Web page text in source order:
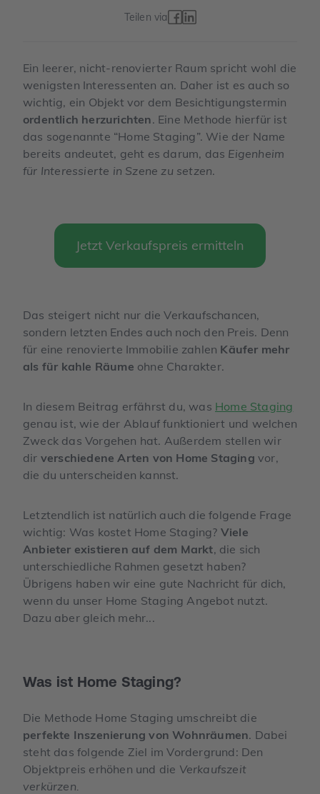
Teilen via
Ein leerer, nicht-renovierter Raum spricht wohl die
wenigsten Interessenten an. Daher ist es auch so
wichtig, ein Objekt vor dem Besichtigungstermin
ordentlich herzurichten. Eine Methode hierfür ist
das sogenannte “Home Staging”. Wie der Name
bereits andeutet, geht es darum, das Eigenheim
für Interessierte in Szene zu setzen.
Jetzt Verkaufspreis ermitteln
Das steigert nicht nur die Verkaufschancen,
sondern letzten Endes auch noch den Preis. Denn
für eine renovierte Immobilie zahlen Käufer mehr
als für kahle Räume ohne Charakter.
In diesem Beitrag erfährst du, was Home Staging
genau ist, wie der Ablauf funktioniert und welchen
Zweck das Vorgehen hat. Außerdem stellen wir
dir verschiedene Arten von Home Staging vor,
die du unterscheiden kannst.
Letztendlich ist natürlich auch die folgende Frage
wichtig: Was kostet Home Staging? Viele
Anbieter existieren auf dem Markt, die sich
unterschiedliche Rahmen gesetzt haben?
Übrigens haben wir eine gute Nachricht für dich,
wenn du unser Home Staging Angebot nutzt.
Dazu aber gleich mehr...
Was ist Home Staging?
Die Methode Home Staging umschreibt die
perfekte Inszenierung von Wohnräumen. Dabei
steht das folgende Ziel im Vordergrund: Den
Objektpreis erhöhen und die Verkaufszeit
verkürzen.